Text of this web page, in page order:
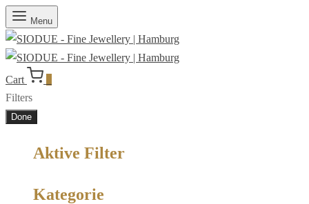
Menu
Cart
Filters
Done
Aktive Filter
Kategorie